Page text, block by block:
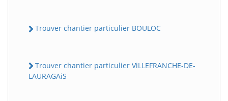
Trouver chantier particulier BOULOC
Trouver chantier particulier ViLLEFRANCHE-DE-
LAURAGAiS